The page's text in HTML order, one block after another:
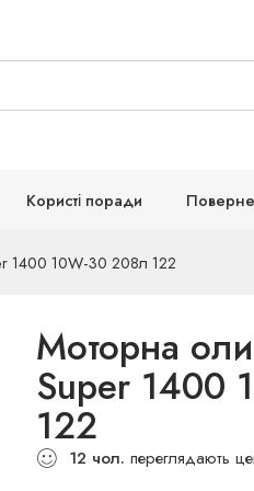
Користі поради
1400 10W-30 208л 122
Моторна
Super 1400
122
12 чол. переглядають